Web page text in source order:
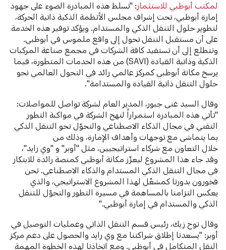
لمكتب أبوظبي للاستثمار: "تسلط هذه المبادرة الضوء على جهود
إمارة أبوظبي، تحت إشراف مجلس الأنظمة الذكية ذاتية الحركة،
لتطوير حلول التنقل الذكي والمستدام. ويؤكد توفير هذه الخدمة
على أن مستقبل التنقل تحول إلى واقع ملموس في أبوظبي.
ونتطلع إلى أن تستفيد كافة الشركات في مجمع صناعة المركبات
الذكية وذاتية القيادة (SAVI) من هذه الخدمات المتطورة، فيما
يرسخ مكانة أبوظبي كمركز عالمي رائد في التحول العالمي نحو
حلول التنقل ذاتية القيادة والمستدامة".
وقال السيد غنى جبور، المدير العام لشركة تواصل للمواصلات:
"تأتي هذه المبادرة استمراراً لنهج الشركة في مواكبة التطور
التقني في مجال الذكاء الاصطناعي والتحوّل نحو التنقل الذكي
بما يتماشى مع توجهات وأهداف الإمارة، وذلك من
خلال التعاون مع شركاء استراتيجيين، مثل "أوبر" و "وي رايد"،
وقد جاء هذا المشروع ليعزّز مكانة أبوظبي كمنصة رائدة للابتكار
في مجال التنقل الذكي المستدام والذكاء الاصطناعي. نحن
فخورون بدورنا كمشغّل لهذا المشروع الاستراتيجي، والذي
يعكس التزامنا بالمساهمة في مسيرة التطور والتحوّل للتنقل
الذكي والمستدام في إمارة أبوظبي."
وقال نوح زيك، رئيس قسم التنقل الذاتي وعمليات التوصيل في
أوبر: "يسعدنا إطلاق شراكتنا مع وي رايد والحصول على دعم مركز
النقل المتكامل في أبوظبي. ومع اتخاذنا لهذه الخطوة المهمة